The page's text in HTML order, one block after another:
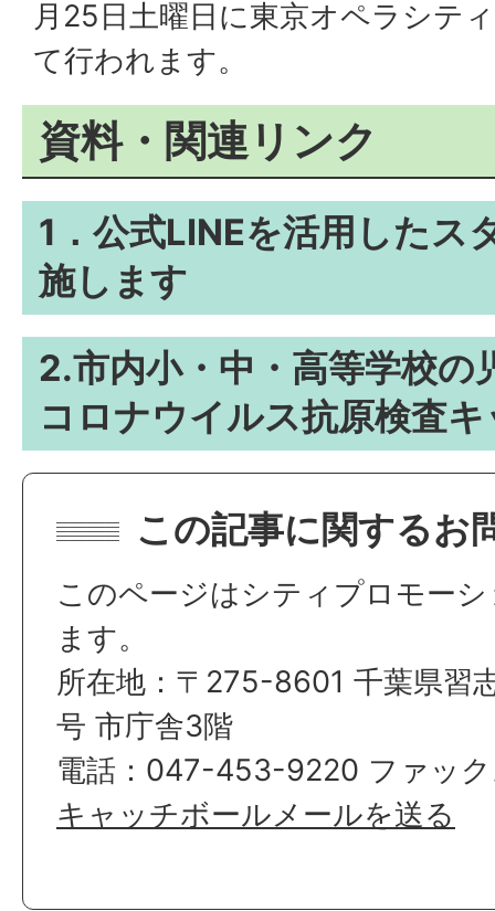
月25日土曜日に東京オペラシテ
て行われます。
資料・関連リンク
1．公式LINEを活用したス
施します
2.市内小・中・高等学校の
コロナウイルス抗原検査
この記事に関するお
このページはシティプロモー
ます。
所在地：〒275-8601 千葉県習
号 市庁舎3階
電話：047-453-9220 ファッ
キャッチボールメールを送る